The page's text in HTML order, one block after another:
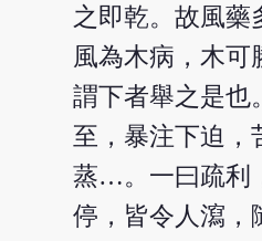
之即乾。故風藥
風為木病，木可
謂下者舉之是也
至，暴注下迫，
蒸…。一曰疏利
停，皆令人瀉，